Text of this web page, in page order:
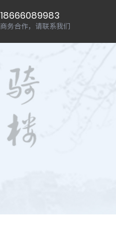
18666089983
商务合作，请联系我们